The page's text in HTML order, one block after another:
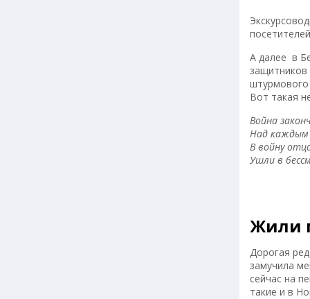
А далее в
штурмового
Вот такая
Война
Над каждым
В войну
Ушли в
Жили
Дорогая
замучила
сейчас на
такие и в